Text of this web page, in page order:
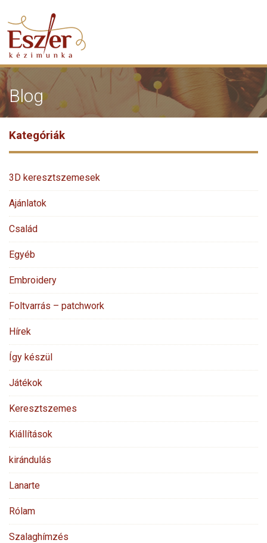
Blog
Kategóriák
3D keresztszemesek
Ajánlatok
Család
Egyéb
Embroidery
Foltvarrás – patchwork
Hírek
Így készül
Játékok
Keresztszemes
Kiállítások
kirándulás
Lanarte
Rólam
Szalaghímzés